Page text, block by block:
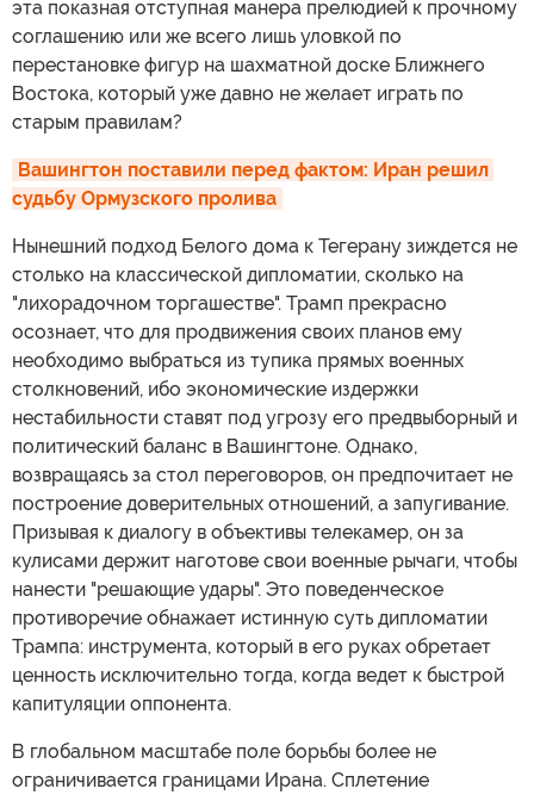
эта показная отступная манера прелюдией к прочному
соглашению или же всего лишь уловкой по
перестановке фигур на шахматной доске Ближнего
Востока, который уже давно не желает играть по
старым правилам?
Вашингтон поставили перед фактом: Иран решил
судьбу Ормузского пролива
Нынешний подход Белого дома к Тегерану зиждется не
столько на классической дипломатии, сколько на
"лихорадочном торгашестве". Трамп прекрасно
осознает, что для продвижения своих планов ему
необходимо выбраться из тупика прямых военных
столкновений, ибо экономические издержки
нестабильности ставят под угрозу его предвыборный и
политический баланс в Вашингтоне. Однако,
возвращаясь за стол переговоров, он предпочитает не
построение доверительных отношений, а запугивание.
Призывая к диалогу в объективы телекамер, он за
кулисами держит наготове свои военные рычаги, чтобы
нанести "решающие удары". Это поведенческое
противоречие обнажает истинную суть дипломатии
Трампа: инструмента, который в его руках обретает
ценность исключительно тогда, когда ведет к быстрой
капитуляции оппонента.
В глобальном масштабе поле борьбы более не
ограничивается границами Ирана. Сплетение